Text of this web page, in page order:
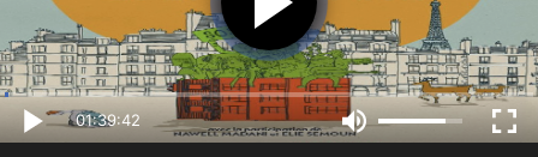
01:39:42